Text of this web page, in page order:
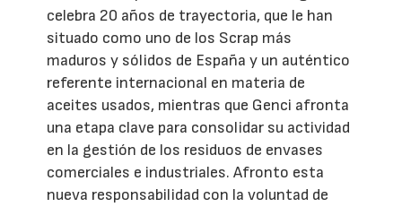
celebra 20 años de trayectoria, que le han
situado como uno de los Scrap más
maduros y sólidos de España y un auténtico
referente internacional en materia de
aceites usados, mientras que Genci afronta
una etapa clave para consolidar su actividad
en la gestión de los residuos de envases
comerciales e industriales. Afronto esta
nueva responsabilidad con la voluntad de